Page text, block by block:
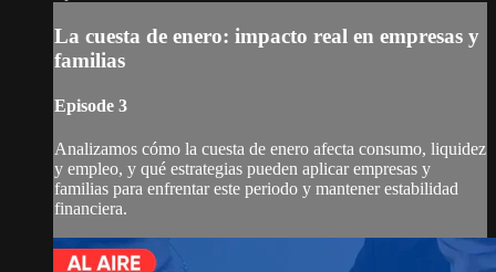
La cuesta de enero: impacto real en empresas y
familias
Episode 3
Analizamos cómo la cuesta de enero afecta consumo, liquidez
y empleo, y qué estrategias pueden aplicar empresas y
familias para enfrentar este periodo y mantener estabilidad
financiera.